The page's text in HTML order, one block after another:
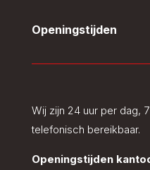
Openingstijden
Wij zijn 24 uur per dag,
telefonisch bereikbaar.
Openingstijden